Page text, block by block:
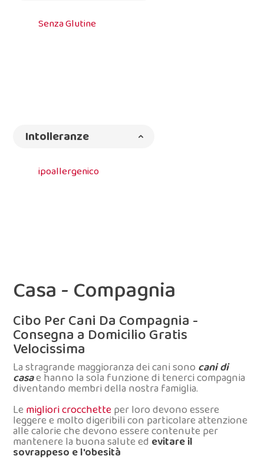
Senza Glutine
Intolleranze
ipoallergenico
Casa - Compagnia
Cibo Per Cani Da Compagnia -
Consegna a Domicilio Gratis
Velocissima
La stragrande maggioranza dei cani sono cani di
casae hanno la sola funzione di tenerci compagnia
diventando membri della nostra famiglia.
Le migliori crocchetteper loro devono essere
leggere e molto digeribili con particolare attenzione
alle calorie che devono essere contenute per
mantenere la buona salute ed evitare il
sovrappeso e l'obesità